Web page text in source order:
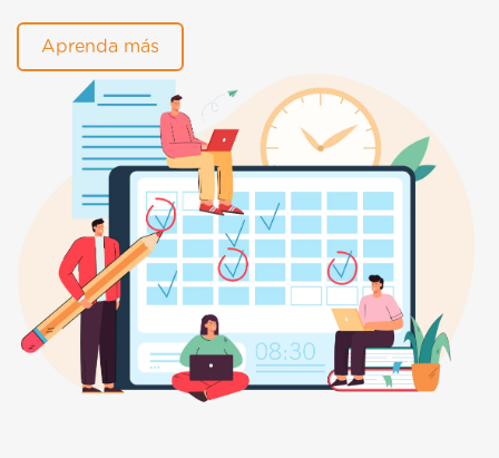
Aprenda más